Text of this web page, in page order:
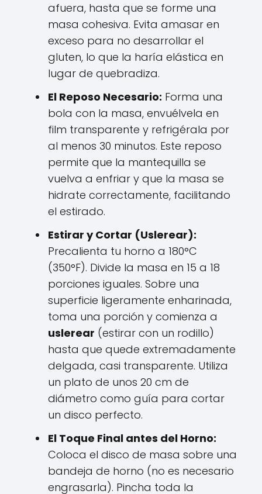
afuera, hasta que se forme una
masa cohesiva. Evita amasar en
exceso para no desarrollar el
gluten, lo que la haría elástica en
lugar de quebradiza.
El Reposo Necesario: Forma una
bola con la masa, envuélvela en
film transparente y refrigérala por
al menos 30 minutos. Este reposo
permite que la mantequilla se
vuelva a enfriar y que la masa se
hidrate correctamente, facilitando
el estirado.
Estirar y Cortar (Uslerear):
Precalienta tu horno a 180°C
(350°F). Divide la masa en 15 a 18
porciones iguales. Sobre una
superficie ligeramente enharinada,
toma una porción y comienza a
uslerear (estirar con un rodillo)
hasta que quede extremadamente
delgada, casi transparente. Utiliza
un plato de unos 20 cm de
diámetro como guía para cortar
un disco perfecto.
El Toque Final antes del Horno:
Coloca el disco de masa sobre una
bandeja de horno (no es necesario
engrasarla). Pincha toda la